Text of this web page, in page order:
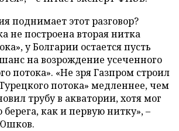
поднимает этот разговор?
не построена вторая нитка
у Болгарии остается пусть
на возрождение усеченного
потока». «Не зря Газпром строил
потока» медленнее, чем
трубу в акватории, хотя мог
берега, как и первую нитку», –